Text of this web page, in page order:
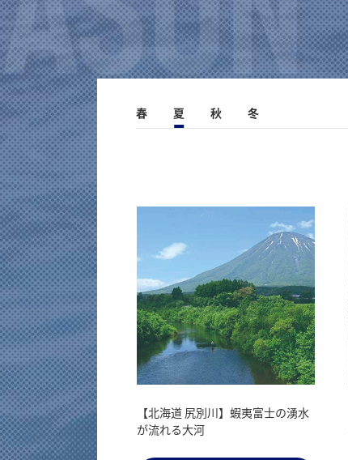
春 夏 秋 冬
早春の北海道で湖の大物釣り！支
笏湖・洞爺湖
【北海道 尻別川】蝦夷富士の湧水
が流れる大河